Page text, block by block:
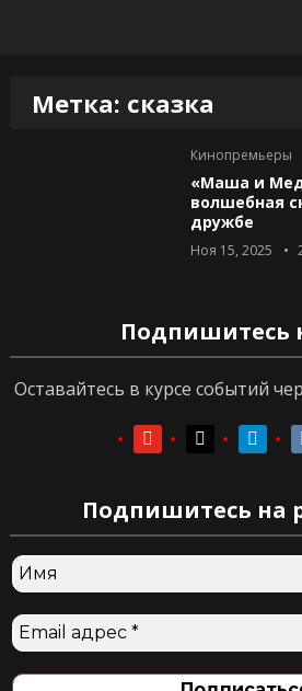
Метка: сказка
Кинопремьеры
«Маша и
волшебная
дружбе
Ноя 15, 2025
Подпишитесь
Оставайтесь в курсе событий
youtubeyoutube
Подпишитесь на